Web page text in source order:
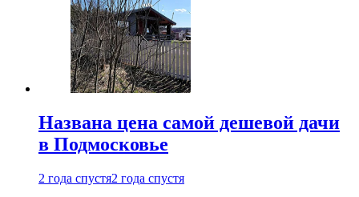
Названа цена самой дешевой дачи
в Подмосковье
2 года спустя2 года спустя